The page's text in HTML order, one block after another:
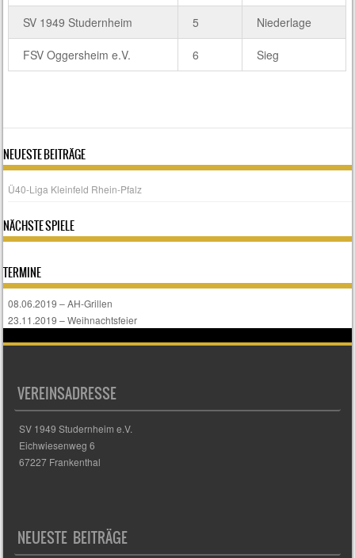
SV 1949 Studernheim 5 Niederlage
FSV Oggersheim e.V. 6 Sieg
NEUESTE BEITRÄGE
Ü40-Liga Kleinfeld Rhein-Pfalz
NÄCHSTE SPIELE
TERMINE
08.06.2019 – AH-Grillen
23.11.2019 – Weihnachtsfeier
VEREINSADRESSE
SV 1949 Studernheim e.V.
Eichwiesenweg 6
67227 Frankenthal
NEUESTE BEITRÄGE